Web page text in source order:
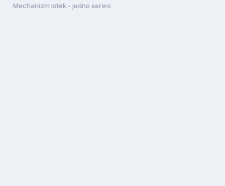
Mechanizm lotek - jedno serwo